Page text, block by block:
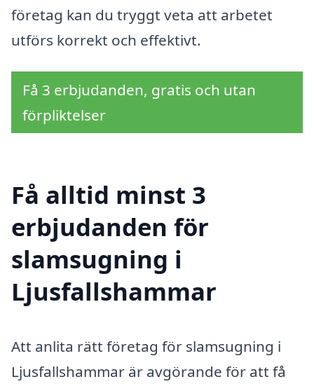
företag kan du tryggt veta att arbetet
utförs korrekt och effektivt.
Få 3 erbjudanden, gratis och utan
förpliktelser
Få alltid minst 3
erbjudanden för
slamsugning i
Ljusfallshammar
Att anlita rätt företag för slamsugning i
Ljusfallshammar är avgörande för att få